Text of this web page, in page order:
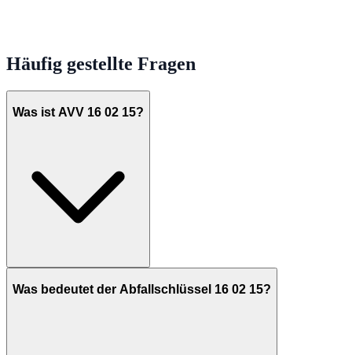
Häufig gestellte Fragen
Was ist AVV 16 02 15?
Was bedeutet der Abfallschlüssel 16 02 15?